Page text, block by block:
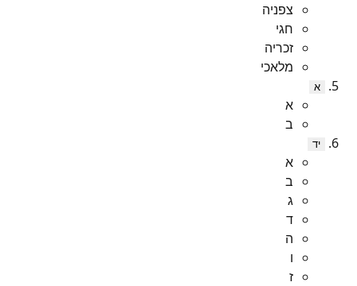
צפניה
חגי
זכריה
מלאכי
א
א
ב
יד
א
ב
ג
ד
ה
ו
ז